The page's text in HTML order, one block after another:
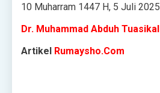
10 Muharram 1447 H, 5 Juli 2025
Dr. Muhammad Abduh Tuasikal
Artikel Rumaysho.Com